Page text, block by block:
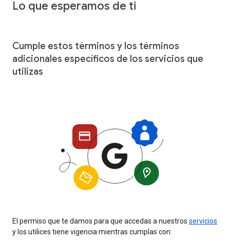
Lo que esperamos de ti
Cumple estos términos y los términos
adicionales específicos de los servicios que
utilizas
El permiso que te damos para que accedas a nuestros servicios
y los utilices tiene vigencia mientras cumplas con: